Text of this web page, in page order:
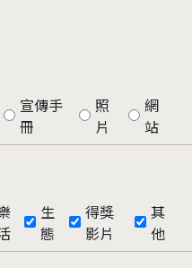
宣傳手
冊
照
片
網
站
生
態
得獎
影片
其
他